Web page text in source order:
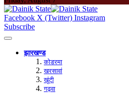
Facebook X (Twitter) Instagram
Subscribe
झारखण्ड
कोडरमा
खरसावां
खूंटी
गढ़वा